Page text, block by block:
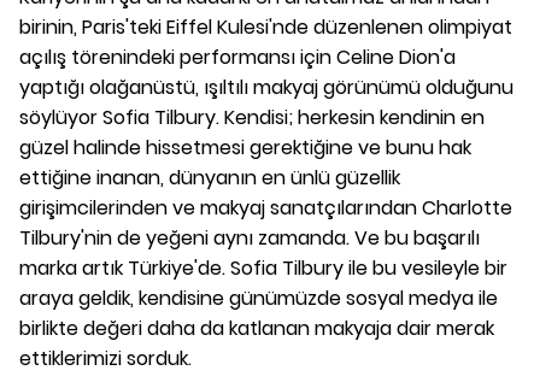
birinin, Paris'teki Eiffel Kulesi'nde düzenlenen olimpiyat
açılış törenindeki performansı için Celine Dion'a
yaptığı olağanüstü, ışıltılı makyaj görünümü olduğunu
söylüyor Sofia Tilbury. Kendisi; herkesin kendinin en
güzel halinde hissetmesi gerektiğine ve bunu hak
ettiğine inanan, dünyanın en ünlü güzellik
girişimcilerinden ve makyaj sanatçılarından Charlotte
Tilbury'nin de yeğeni aynı zamanda. Ve bu başarılı
marka artık Türkiye'de. Sofia Tilbury ile bu vesileyle bir
araya geldik, kendisine günümüzde sosyal medya ile
birlikte değeri daha da katlanan makyaja dair merak
ettiklerimizi sorduk.